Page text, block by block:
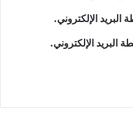
البريد الإلكتروني.
البريد الإلكتروني.